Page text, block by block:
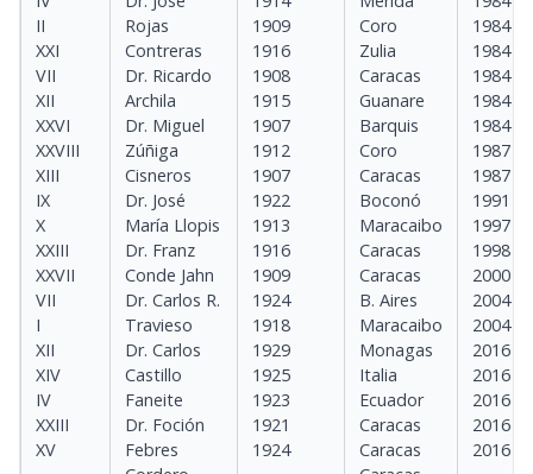
II
XXI
VII
XII
XXVI
XXVIII
XIII
IX
X
XXIII
XXVII
VII
I
XII
XIV
IV
XXIII
XV
Rojas
Contreras
Dr. Ricardo
Archila
Dr. Miguel
Zúñiga
Cisneros
Dr. José
María Llopis
Dr. Franz
Conde Jahn
Dr. Carlos R.
Travieso
Dr. Carlos
Castillo
Faneite
Dr. Foción
Febres
1909
1916
1908
1915
1907
1912
1907
1922
1913
1916
1909
1924
1918
1929
1925
1923
1921
1924
Coro
Zulia
Caracas
Guanare
Barquis
Coro
Caracas
Boconó
Maracaibo
Caracas
Caracas
B. Aires
Maracaibo
Monagas
Italia
Ecuador
Caracas
Caracas
1984
1984
1984
1984
1984
1987
1987
1991
1997
1998
2000
2004
2004
2016
2016
2016
2016
2016